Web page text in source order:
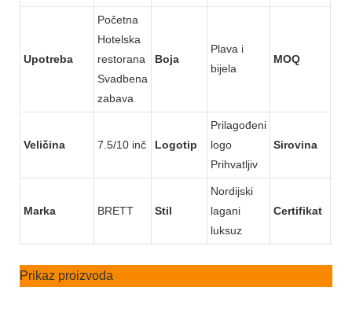
Upotreba
Početna
Hotelska
restorana
Svadbena
zabava
Boja
Plava i
bijela
MOQ
Veličina 7.5/10 inč Logotip
Prilagođeni
logo
Prihvatljiv
Sirovina
Marka BRETT Stil
Nordijski
lagani
luksuz
Certifikat
Prikaz proizvoda